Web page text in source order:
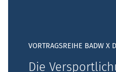
VORTRAGSREIHE BADW X
Die